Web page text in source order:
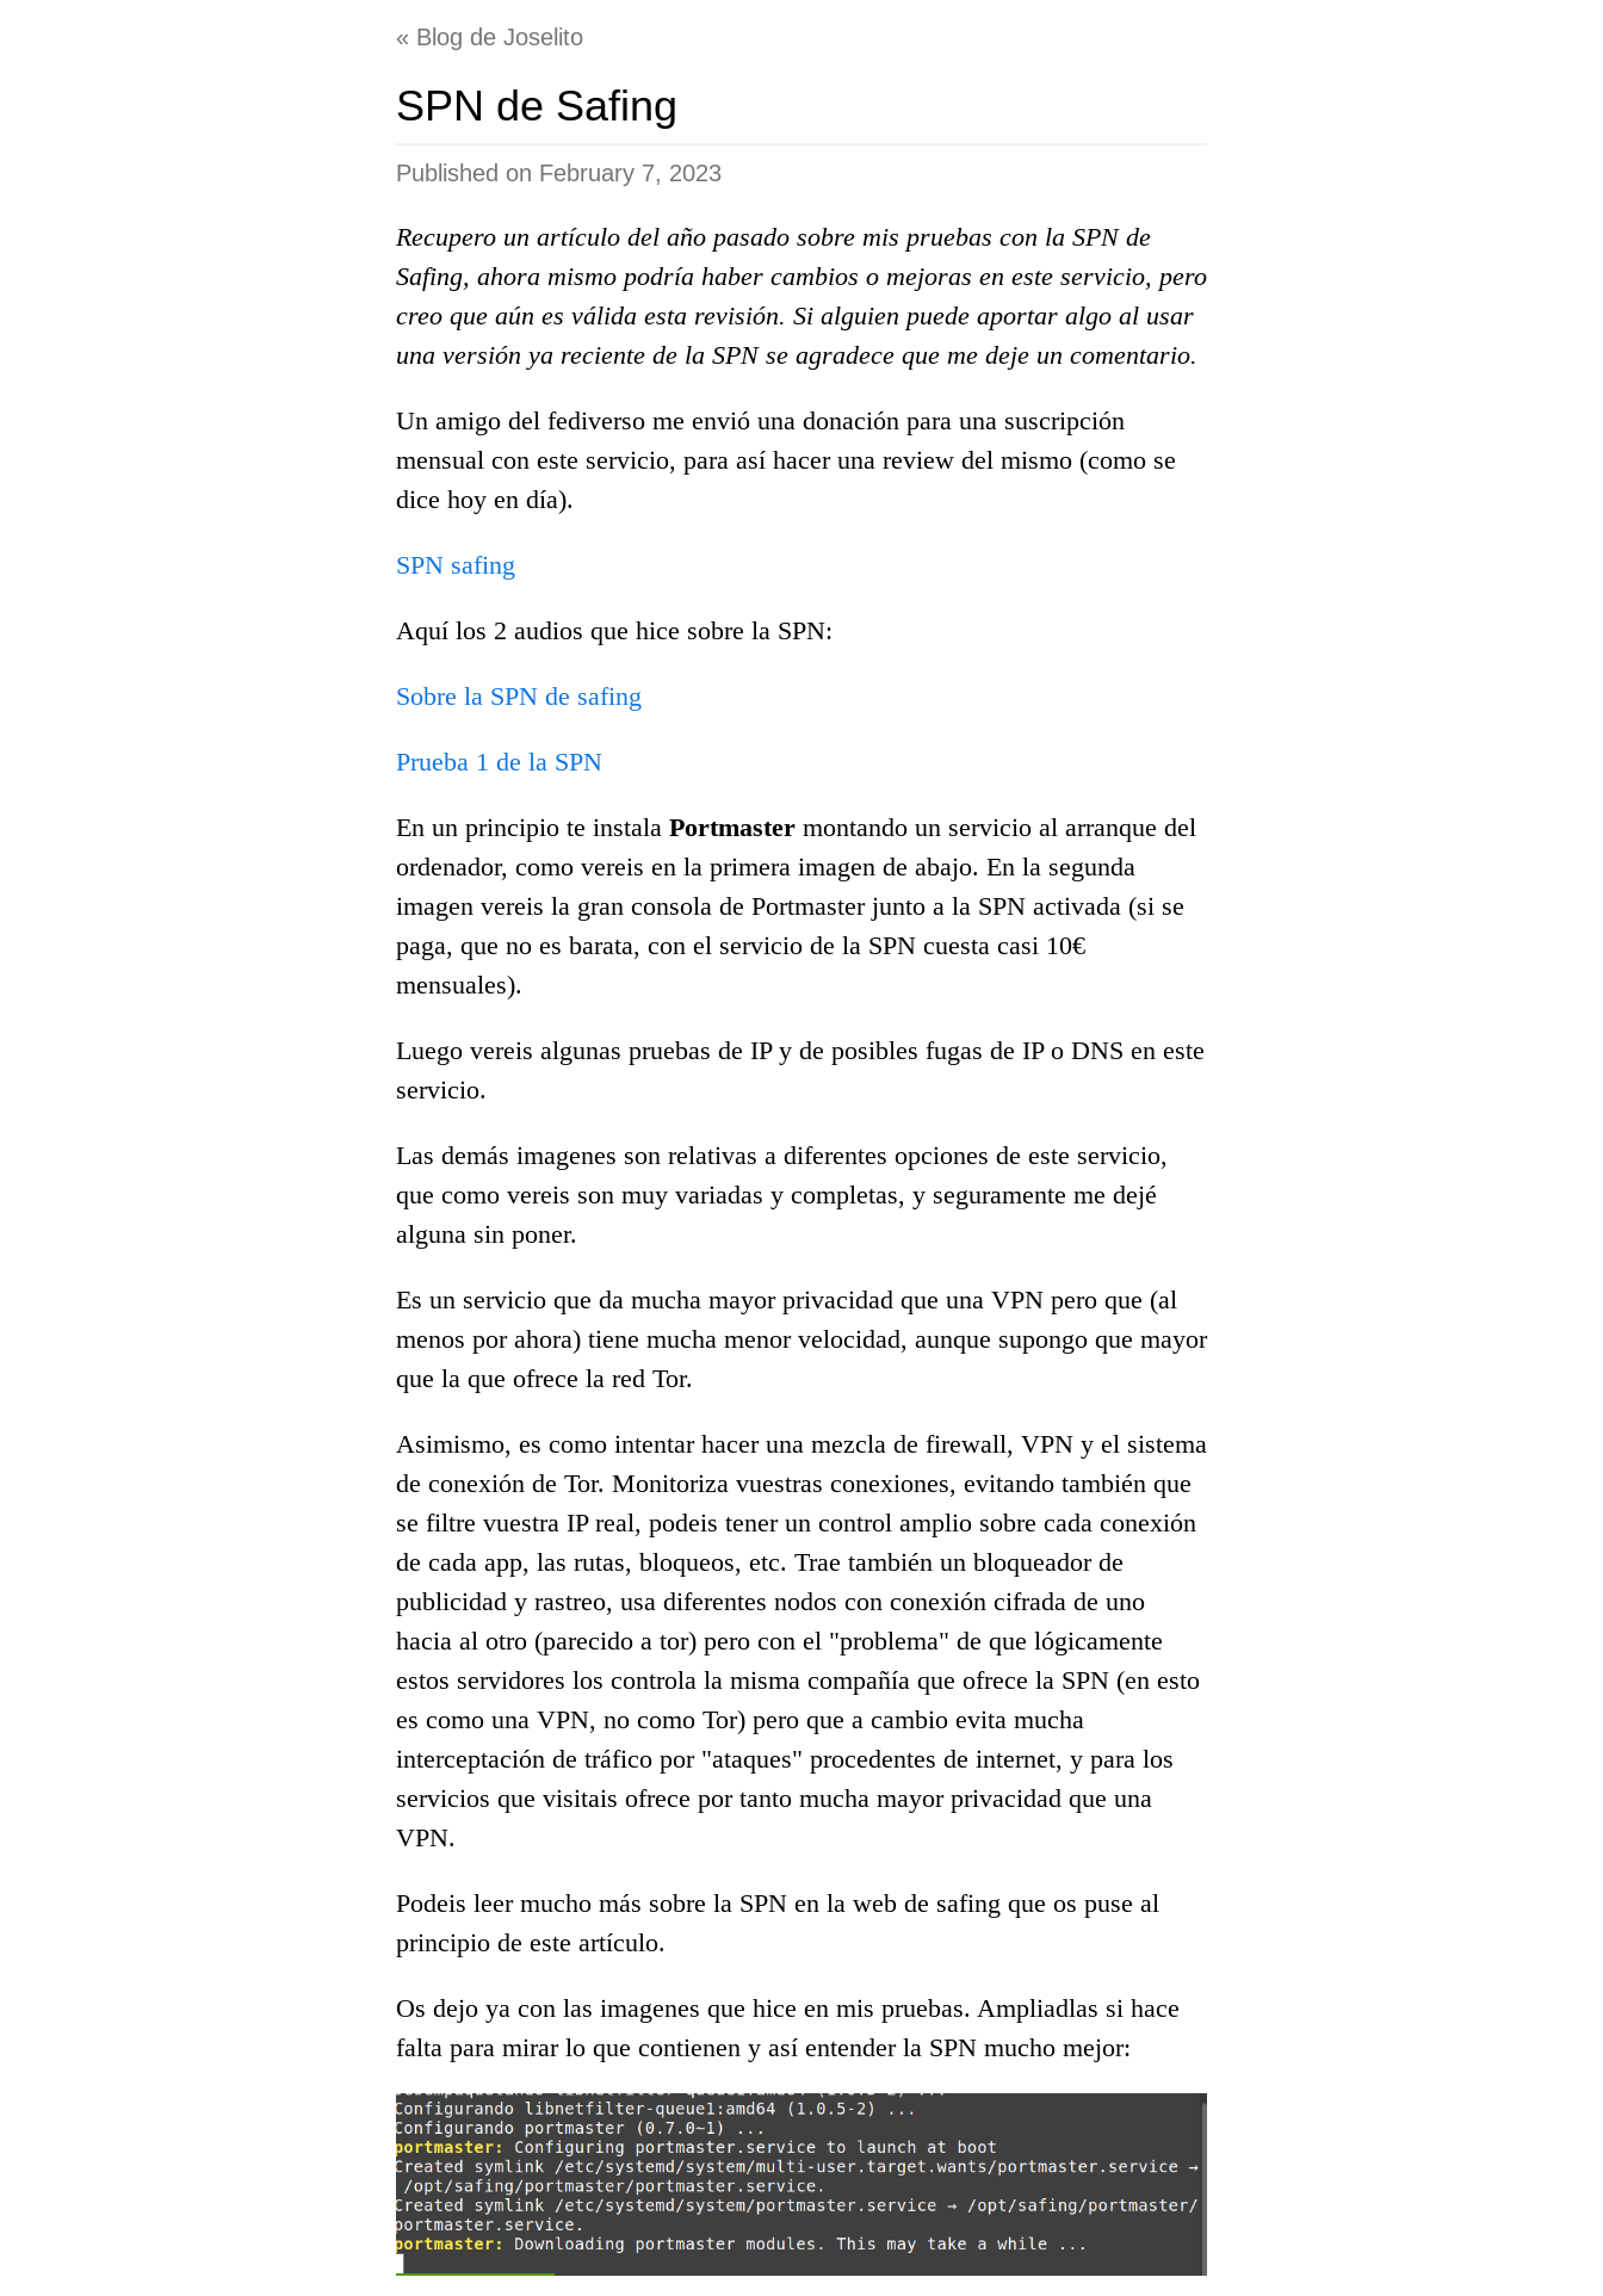
Blog de Joselito
SPN de Safing
Published on February 7, 2023
Recupero un artículo del año pasado sobre mis pruebas con la SPN de
Safing, ahora mismo podría haber cambios o mejoras en este servicio, pero
creo que aún es válida esta revisión. Si alguien puede aportar algo al usar
una versión ya reciente de la SPN se agradece que me deje un comentario.
Un amigo del fediverso me envió una donación para una suscripción
mensual con este servicio, para así hacer una review del mismo (como se
dice hoy en día).
SPN safing
Aquí los 2 audios que hice sobre la SPN:
Sobre la SPN de safing
Prueba 1 de la SPN
En un principio te instala Portmaster montando un servicio al arranque del
ordenador, como vereis en la primera imagen de abajo. En la segunda
imagen vereis la gran consola de Portmaster junto a la SPN activada (si se
paga, que no es barata, con el servicio de la SPN cuesta casi 10€
mensuales).
Luego vereis algunas pruebas de IP y de posibles fugas de IP o DNS en este
servicio.
Las demás imagenes son relativas a diferentes opciones de este servicio,
que como vereis son muy variadas y completas, y seguramente me dejé
alguna sin poner.
Es un servicio que da mucha mayor privacidad que una VPN pero que (al
menos por ahora) tiene mucha menor velocidad, aunque supongo que mayor
que la que ofrece la red Tor.
Asimismo, es como intentar hacer una mezcla de firewall, VPN y el sistema
de conexión de Tor. Monitoriza vuestras conexiones, evitando también que
se filtre vuestra IP real, podeis tener un control amplio sobre cada conexión
de cada app, las rutas, bloqueos, etc. Trae también un bloqueador de
publicidad y rastreo, usa diferentes nodos con conexión cifrada de uno
hacia al otro (parecido a tor) pero con el "problema" de que lógicamente
estos servidores los controla la misma compañía que ofrece la SPN (en esto
es como una VPN, no como Tor) pero que a cambio evita mucha
interceptación de tráfico por "ataques" procedentes de internet, y para los
servicios que visitais ofrece por tanto mucha mayor privacidad que una
VPN.
Podeis leer mucho más sobre la SPN en la web de safing que os puse al
principio de este artículo.
Os dejo ya con las imagenes que hice en mis pruebas. Ampliadlas si hace
falta para mirar lo que contienen y así entender la SPN mucho mejor: